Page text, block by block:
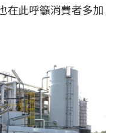
在此呼籲消費者多加